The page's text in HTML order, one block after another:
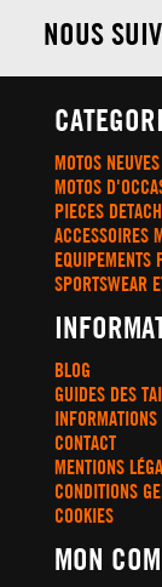
NOUS
MOTOS NEUVES
MOTOS
PIECES
ACCESSOIRES
EQUIPEMENTS
SPORTSWEAR
BLOG
GUIDES DES
CONTACT
MENTIONS
CONDITIONS
COOKIES
MON